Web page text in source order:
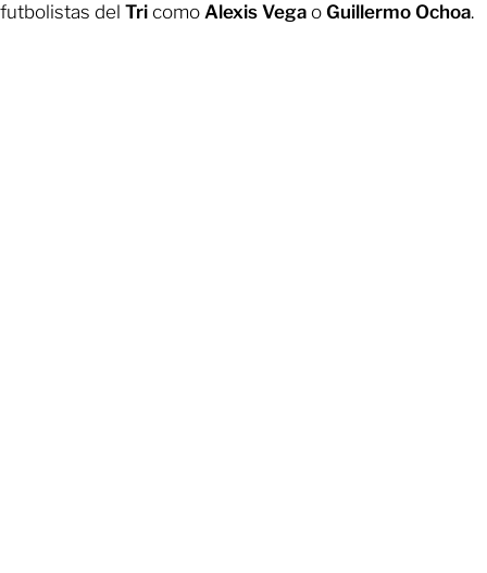
futbolistas del Tri como Alexis Vega o Guillermo Ochoa.